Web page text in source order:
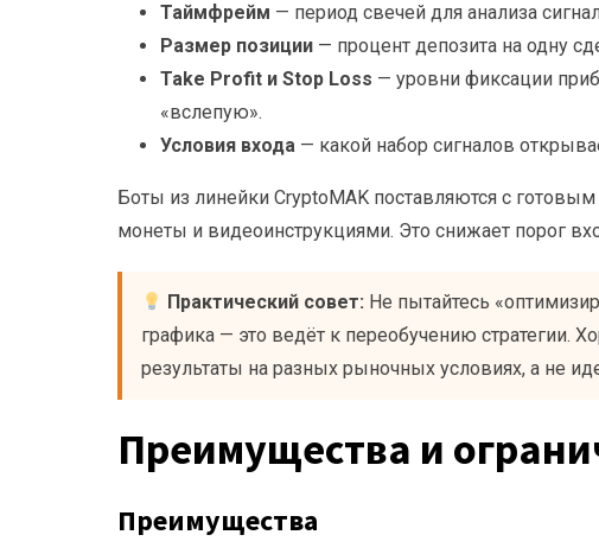
Таймфрейм — период свечей для анализа
Размер позиции — процент депозита на одну
Take Profit и Stop Loss — уровни фиксации
«вслепую».
Условия входа — какой набор сигналов
Боты из линейки CryptoMAK поставляются с
монеты и видеоинструкциями. Это снижает порог
Практический совет: Не пытайтесь
графика — это ведёт к переобучению стратегии.
результаты на разных рыночных условиях, а не
Преимущества и
Преимущества